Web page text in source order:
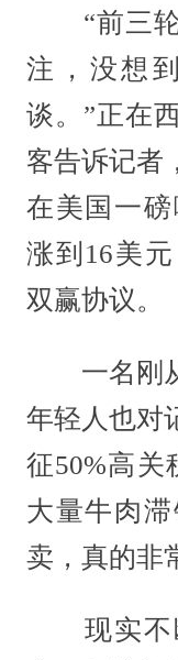
“前三轮
注，没想
谈。”正在
客告诉记者
在美国一
涨到16美
双赢协议。
一名刚从
年轻人也对
征50%高关
大量牛肉
卖，真的非
现实不